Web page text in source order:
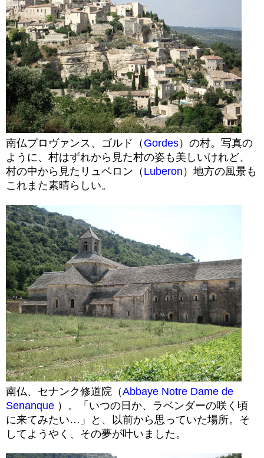
南仏プロヴァンス、ゴルド（ Gordes）の村。写真の
ように、村はずれから見た村の姿も美しいけれど、
村の中から見たリュベロン（ Luberon ）地方の風景も
これまた素晴らしい。
南仏、セナンク修道院（Abbaye Notre Dame de
Senanque ）。「いつの日か、ラベンダーの咲く頃
に来てみたい…」と、以前から思っていた場所。そ
してようやく、その夢が叶いました。